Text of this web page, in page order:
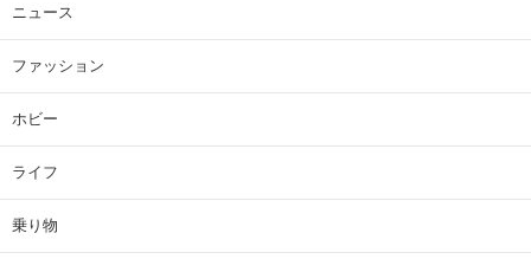
ニュース
ファッション
ホビー
ライフ
乗り物